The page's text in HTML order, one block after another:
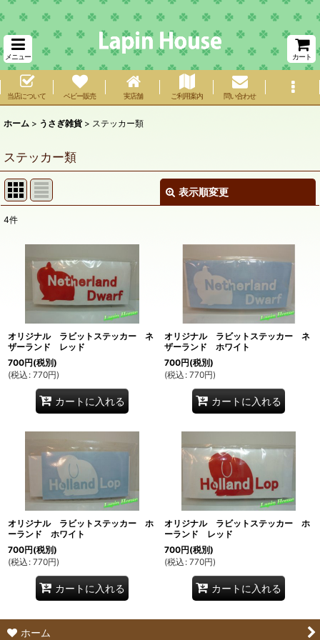
メニュー カート
当店について ベビー販売 実店舗 ご利用案内 問い合わせ
ホーム > うさぎ雑貨 > ステッカー類
ステッカー類
表示順変更
在庫あり
並び順:
絞り込む
4件
オリジナル ラビットステッカー ネ
ザーランド レッド
700円(税別)
(税込 : 770円)
カートに入れる
オリジナル ラビットステッカー ネ
ザーランド ホワイト
700円(税別)
(税込 : 770円)
カートに入れる
オリジナル ラビットステッカー ホ
ーランド ホワイト
700円(税別)
(税込 : 770円)
カートに入れる
オリジナル ラビットステッカー ホ
ーランド レッド
700円(税別)
(税込 : 770円)
カートに入れる
ホーム